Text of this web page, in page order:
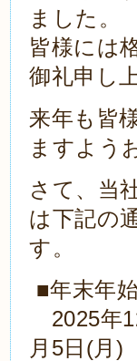
ました。
皆様には
御礼申し
来年も皆
ますよう
さて、当
は下記の
す。
■年末年
2025年
月5日(月)